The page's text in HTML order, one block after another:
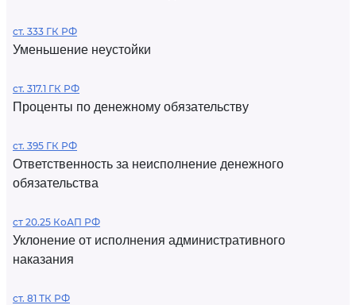
ст. 333 ГК РФ
Уменьшение неустойки
ст. 317.1 ГК РФ
Проценты по денежному обязательству
ст. 395 ГК РФ
Ответственность за неисполнение денежного
обязательства
ст 20.25 КоАП РФ
Уклонение от исполнения административного
наказания
ст. 81 ТК РФ